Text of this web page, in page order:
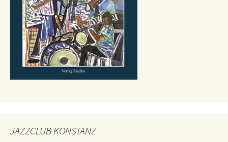
JAZZCLUB KONSTANZ